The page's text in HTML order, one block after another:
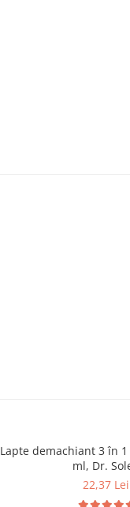
Lapte demachiant 3 în
ml, Dr.
22,37 Lei